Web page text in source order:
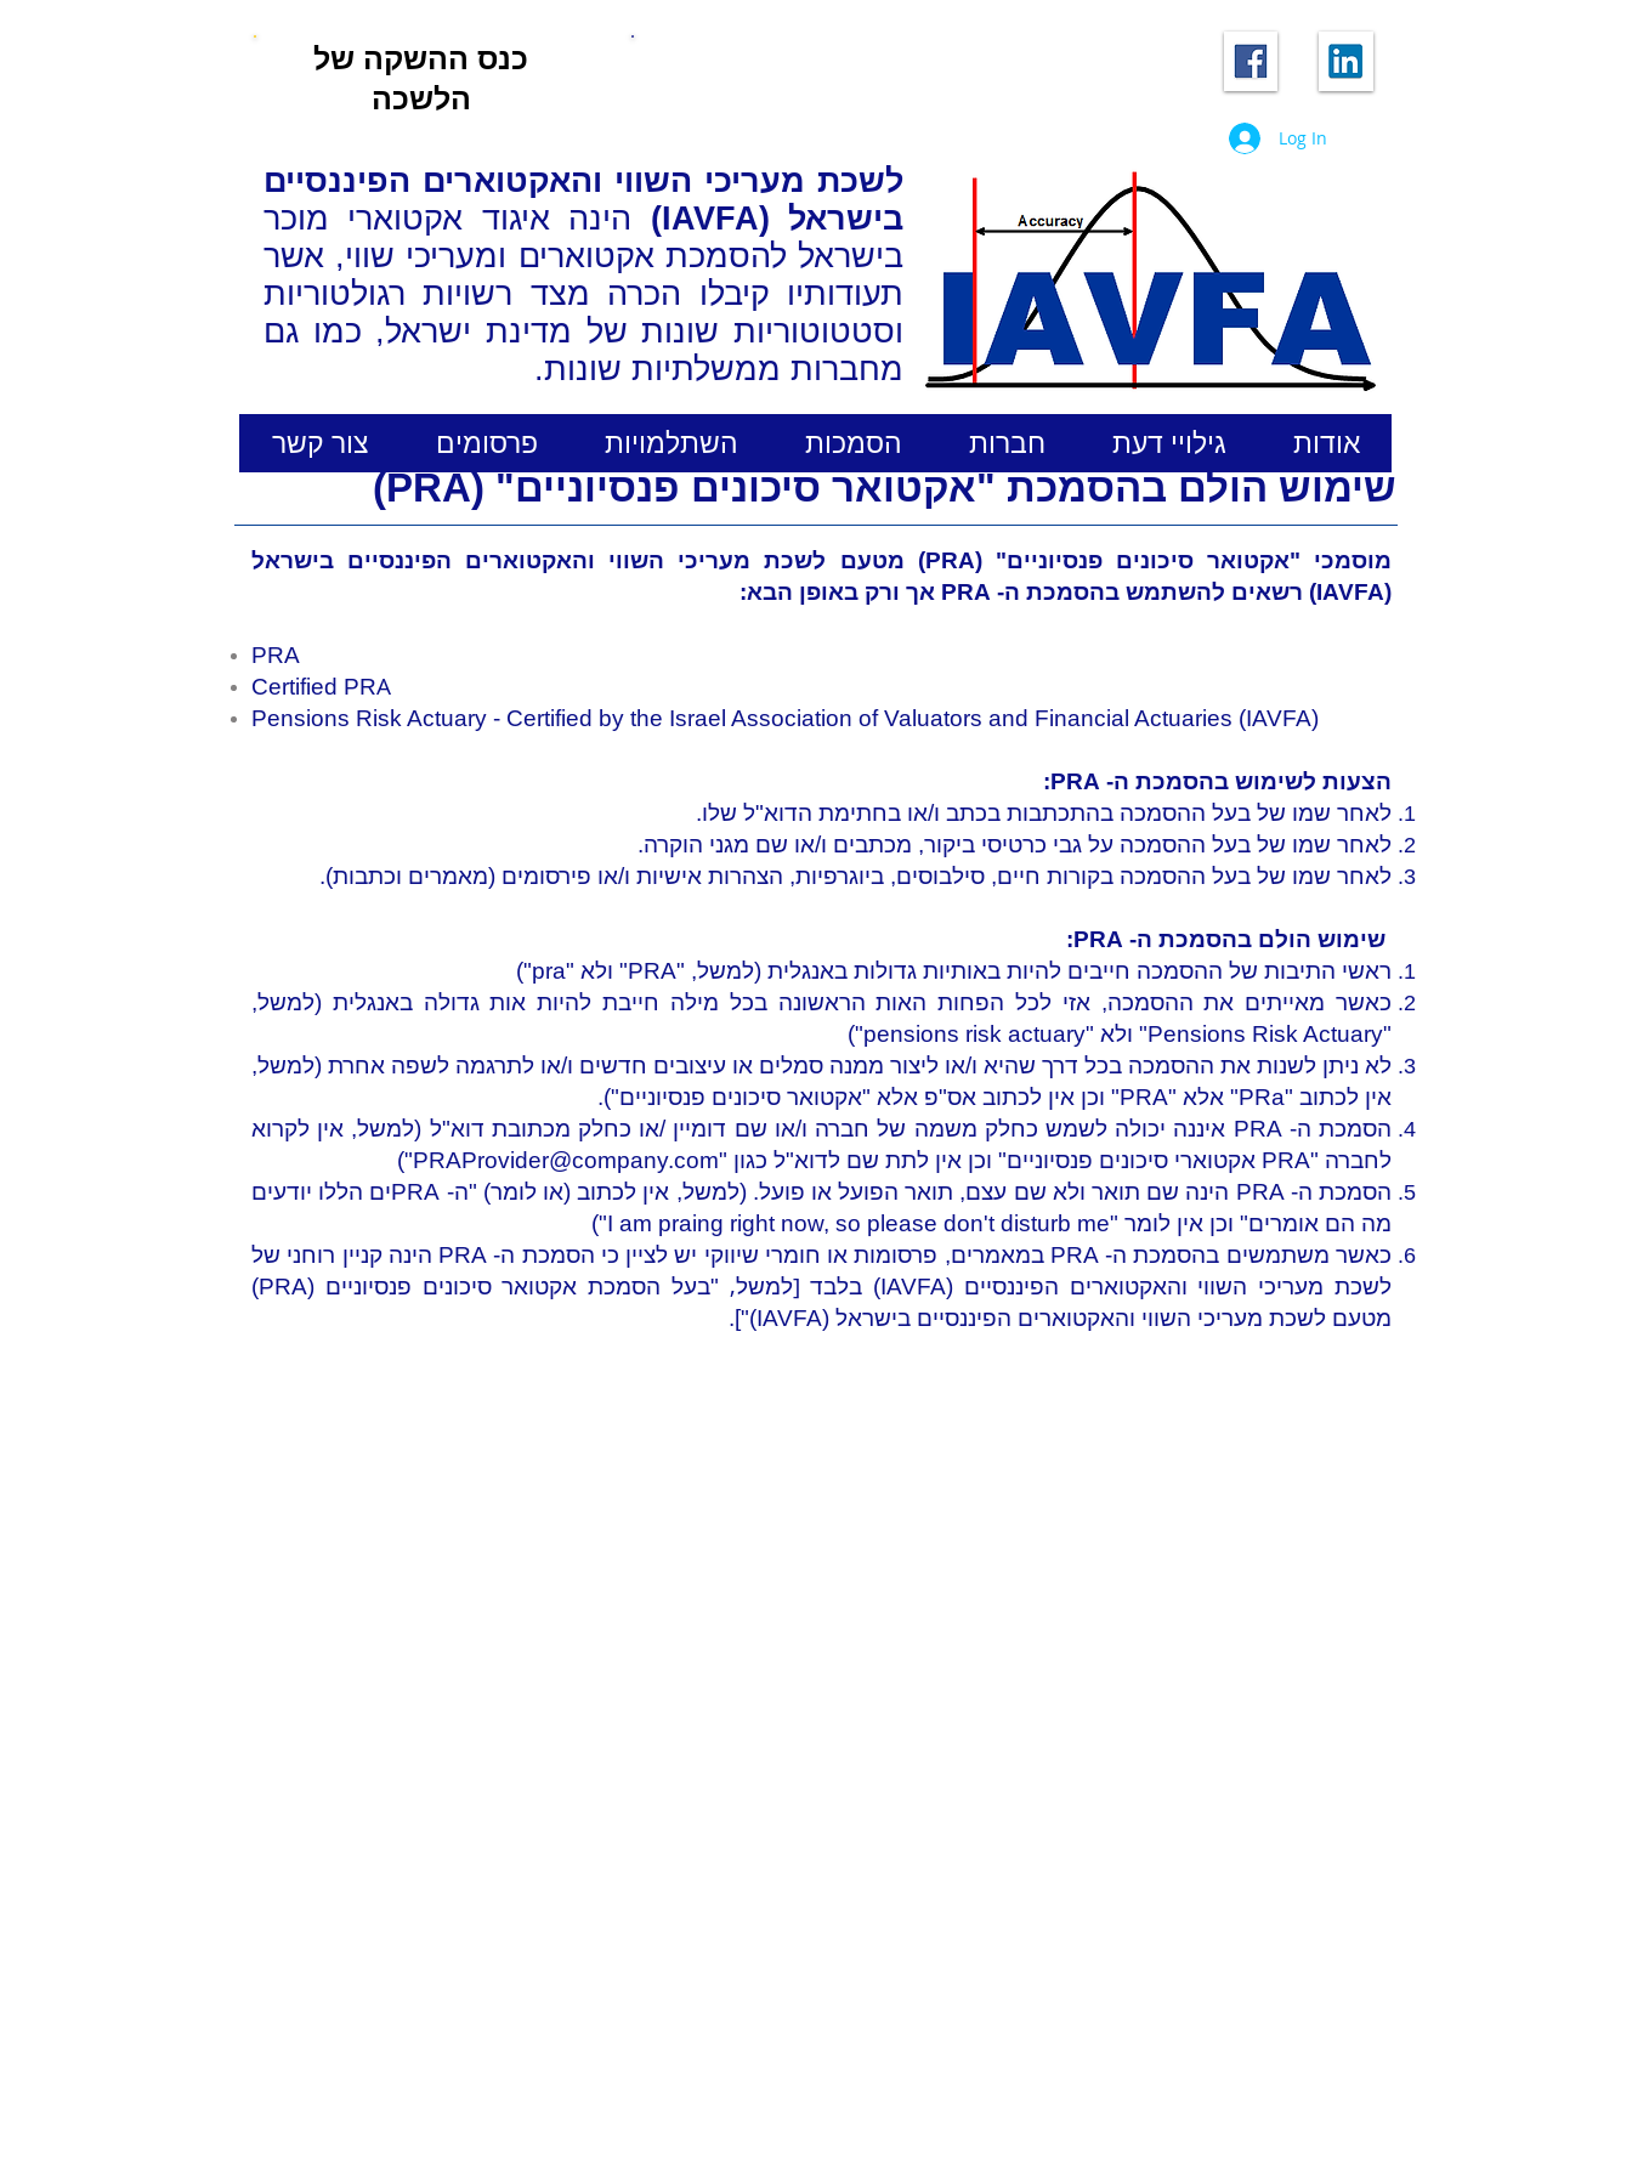
Log In
שימוש הולם בהסמכת "אקטואר סיכונים פנסיוניים" (PRA)
מוסמכי "אקטואר סיכונים פנסיוניים" (P
RA) מטעם לשכת מעריכי השווי והאקטוארים הפיננסיים בישראל
(IAVFA) רשאים להשתמש בהסמכת ה- PRA אך ורק באופן הבא:
PRA
Certified PRA
Pensions Risk Actuary - Certified by the Israel Association of Valuators and Financial Actuaries (IAVFA)
הצעות לשימוש בהסמכת ה- PRA:
לאחר שמו של בעל ההסמכה בהתכתבות בכתב ו/או בחתימת הדוא"ל שלו.
לאחר שמו של בעל ההסמכה על גבי כרטיסי ביקור, מכתבים ו/או שם מגני הוקרה.
לאחר שמו של בעל ההסמכה בקורות חיים, סילבוסים, ביוגרפיות, הצהרות אישיות ו/או פירסומים (מאמרים וכתבות).
שימוש הולם בהסמכת ה- PRA:
ראשי התיבות של ההסמכה חייבים להיות באותיות גדולות באנגלית (למשל, "PRA" ולא "pra")
כאשר מאייתים את ההסמכה, אזי לכל הפחות האות הראשונה בכל מילה חייבת להיות אות גדולה באנגלית (למשל,
"Pensions Risk Actuary"
ולא "pensions risk actuary")
לא ניתן לשנות את ההסמכה בכל דרך שהיא ו/או ליצור ממנה סמלים או עיצובים חדשים ו/או לתרגמה לשפה אחרת (למשל,
אין לכתוב "PRa" אלא "PRA" וכן אין לכתוב אס"פ אלא "אקטואר סיכונים פנסיוניים").
הסמכת ה- PRA איננה יכולה לשמש כחלק משמה של חברה ו/או שם דומיין /או כחלק מכתובת דוא"ל (למשל, אין לקרוא
לחברה "PRA אקטוארי סיכונים פנסיוניים" וכן אין לתת שם לדוא"ל כגון "
PRAProvider@company.com
")
הסמכת ה- PRA הינה שם תואר ולא שם עצם, תואר הפועל או פועל. (למשל,
אין לכתוב (או לומר) "ה- PRAים הללו יודעים
מה הם אומרים" וכן אין לומר "I am praing right now, so please don't disturb me")
כאשר משתמשים בהסמכת ה- PRA במאמרים, פרסומות או חומרי שיווקי יש לציין כי הסמכת ה- PRA הינה קניין רוחני של
לשכת מעריכי השווי והאקטוארים הפיננסיים (IAVFA) בלבד
[למשל,
"בעל הסמכת אקטואר סיכונים פנסיוניים (PRA)
מטעם לשכת מעריכי השווי והאקטוארים הפיננסיים בישראל (IAVFA)"].
כנס ההשקה של
הלשכה
לשכת מעריכי השווי והאקטוארים הפיננסיים
בישראל (IAVFA)
הינה איגוד אקטוארי מוכר
בישראל להסמכת אקטוארים ומעריכי שווי, אשר
תעודותיו קיבלו הכרה מצד רשויות רגולטוריות
וסטטוטוריות שונות של מדינת ישראל, כמו גם
מחברות ממשלתיות שונות.
צור קשר פרסומים השתלמויות הסמכות חברות גילויי דעת אודות